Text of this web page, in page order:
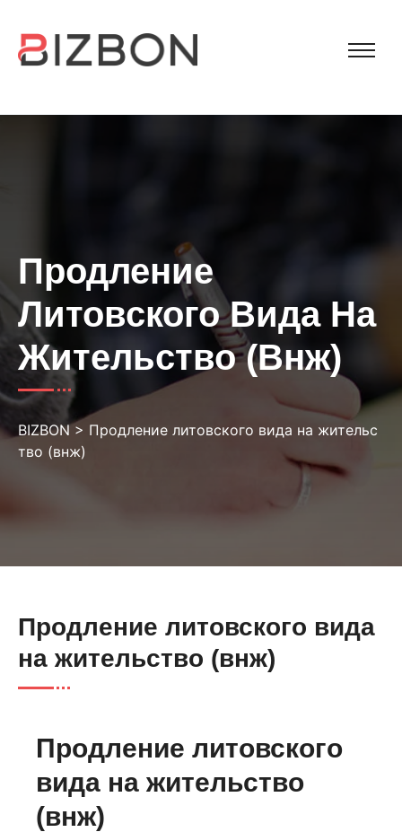
Продление
Литовского Вида На
Жительство (внж)
BIZBON> Продление литовского вида на жительс
тво (внж)
Продление литовского вида
на жительство (внж)
Продление литовского
вида на жительство
(внж)